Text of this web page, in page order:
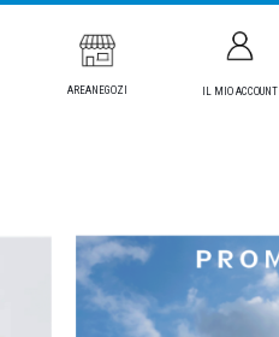
AREANEGOZI IL MIO ACCOUNT